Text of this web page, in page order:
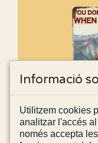
Informació
Utilitzem cookies
analitzar l'accés
només accepta